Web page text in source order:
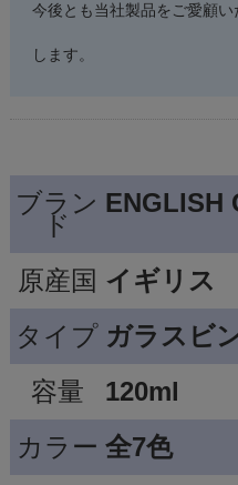
今後とも当社製品をご愛顧
します。
ブラン
ド
ENGLISH
原産国 イギリス
タイプ ガラスビ
容量
120ml
カラー 全7色